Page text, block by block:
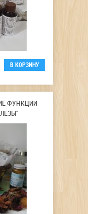
ФУНКЦИИ